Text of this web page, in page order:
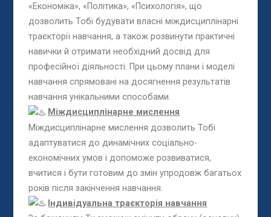
«Економіка», «Політика», «Психологія», що
дозволить Тобі будувати власні міждисциплінарні
траєкторії навчання, а також розвинути практичні
навички й отримати необхідний досвід для
професійної діяльності. При цьому плани і моделі
навчання спрямовані на досягнення результатів
навчання унікальними способами.
Міждисциплінарне мислення
Міждисциплінарне мислення дозволить Тобі
адаптуватися до динамічних соціально-
економічних умов і допоможе розвиватися,
вчитися і бути готовим до змін упродовж багатьох
років після закінчення навчання.
Індивідуальна траєкторія навчання